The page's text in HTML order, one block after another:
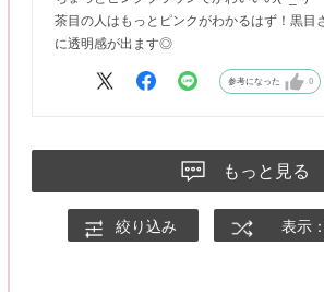
茶目の人はもっとピンクがわかるはず！黒目
に透明感が出ます◎
参考になった 0
もっと見る
絞り込み 表示